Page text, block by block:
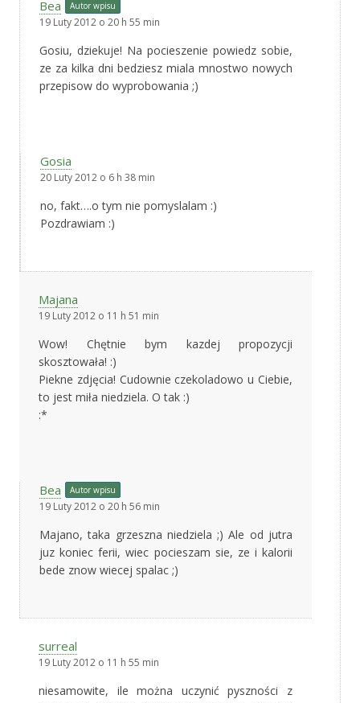
Bea Autor wpisu
19 Luty 2012 o 20 h 55 min
Gosiu, dziekuje! Na pocieszenie powiedz sobie,
ze za kilka dni bedziesz miala mnostwo nowych
przepisow do wyprobowania ;)
Gosia
20 Luty 2012 o 6 h 38 min
no, fakt….o tym nie pomyslalam :)
Pozdrawiam :)
Majana
19 Luty 2012 o 11 h 51 min
Wow! Chętnie bym kazdej propozycji
skosztowała! :)
Piekne zdjęcia! Cudownie czekoladowo u Ciebie,
to jest miła niedziela. O tak :)
:*
Bea Autor wpisu
19 Luty 2012 o 20 h 56 min
Majano, taka grzeszna niedziela ;) Ale od jutra
juz koniec ferii, wiec pocieszam sie, ze i kalorii
bede znow wiecej spalac ;)
surreal
19 Luty 2012 o 11 h 55 min
niesamowite, ile można uczynić pyszności z